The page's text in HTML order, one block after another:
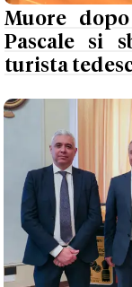
Muore
Pascale si
turista